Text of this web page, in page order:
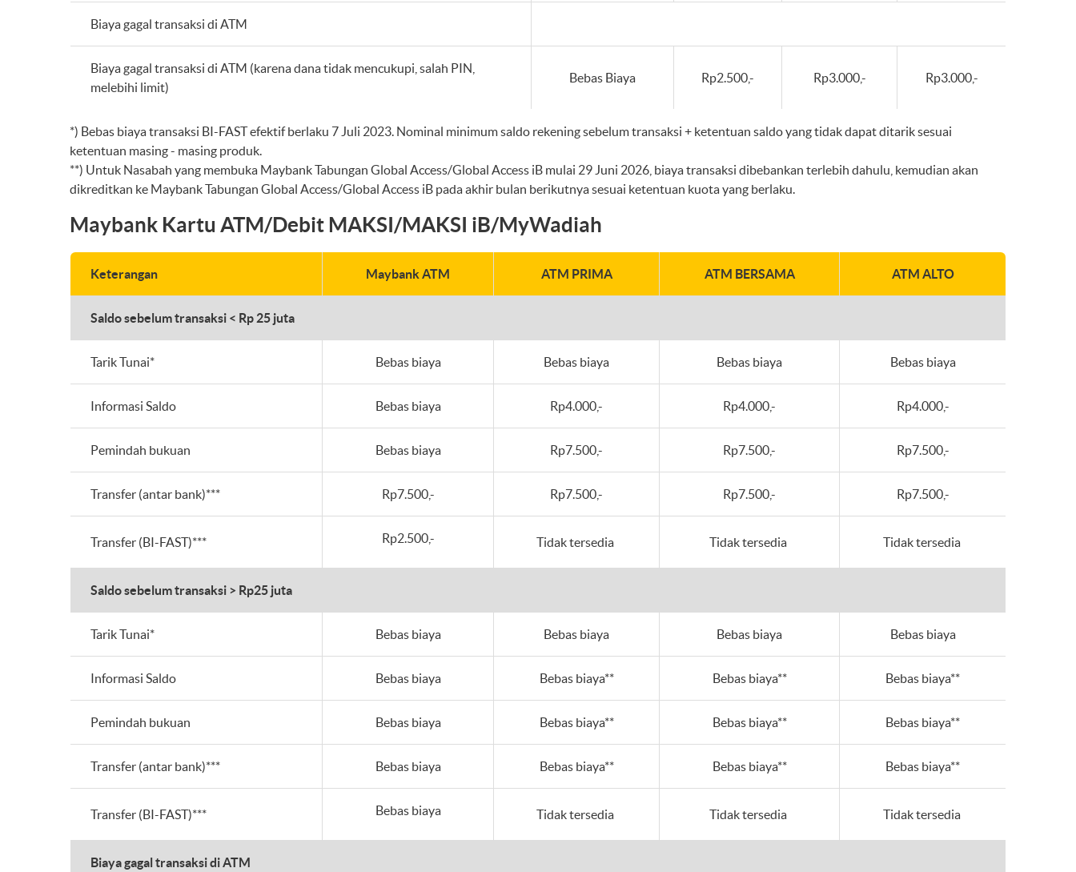
Biaya gagal transaksi di ATM
Biaya gagal transaksi di ATM (karena dana tidak mencukupi, salah PIN,
melebihi limit)
Bebas Biaya Rp2.500,- Rp3.000,- Rp3.000,-
*) Bebas biaya transaksi BI-FAST efektif berlaku 7 Juli 2023. Nominal minimum saldo rekening sebelum transaksi + ketentuan saldo yang tidak dapat ditarik sesuai
ketentuan masing - masing produk.
**) Untuk Nasabah yang membuka Maybank Tabungan Global Access/Global Access iB mulai 29 Juni 2026, biaya transaksi dibebankan terlebih dahulu, kemudian akan
dikreditkan ke Maybank Tabungan Global Access/Global Access iB pada akhir bulan berikutnya sesuai ketentuan kuota yang berlaku.
Maybank Kartu ATM/Debit MAKSI/MAKSI iB/MyWadiah
Keterangan Maybank ATM ATM PRIMA ATM BERSAMA ATM ALTO
Saldo sebelum transaksi < Rp 25 juta
Tarik Tunai* Bebas biaya Bebas biaya Bebas biaya Bebas biaya
Informasi Saldo Bebas biaya Rp4.000,- Rp4.000,- Rp4.000,-
Pemindah bukuan Bebas biaya Rp7.500,- Rp7.500,- Rp7.500,-
Transfer (antar bank)*** Rp7.500,- Rp7.500,- Rp7.500,- Rp7.500,-
Transfer (BI-FAST)*** Rp2.500,- Tidak tersedia Tidak tersedia Tidak tersedia
Saldo sebelum transaksi > Rp25 juta
Tarik Tunai* Bebas biaya Bebas biaya Bebas biaya Bebas biaya
Informasi Saldo Bebas biaya Bebas biaya** Bebas biaya** Bebas biaya**
Pemindah bukuan Bebas biaya Bebas biaya** Bebas biaya** Bebas biaya**
Transfer (antar bank)*** Bebas biaya Bebas biaya** Bebas biaya** Bebas biaya**
Transfer (BI-FAST)*** Bebas biaya Tidak tersedia Tidak tersedia Tidak tersedia
Biaya gagal transaksi di ATM